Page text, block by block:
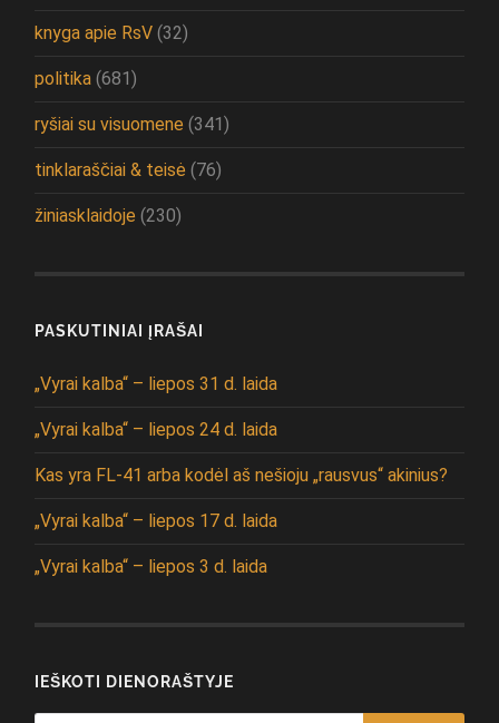
knyga apie RsV (32)
politika (681)
ryšiai su visuomene (341)
tinklaraščiai & teisė (76)
žiniasklaidoje (230)
PASKUTINIAI ĮRAŠAI
„Vyrai kalba“ – liepos 31 d. laida
„Vyrai kalba“ – liepos 24 d. laida
Kas yra FL-41 arba kodėl aš nešioju „rausvus“ akinius?
„Vyrai kalba“ – liepos 17 d. laida
„Vyrai kalba“ – liepos 3 d. laida
IEŠKOTI DIENORAŠTYJE